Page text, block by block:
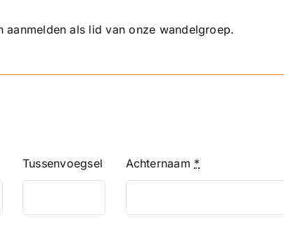
als lid van onze wandelgroep.
Tussenvoegsel Achternaam *